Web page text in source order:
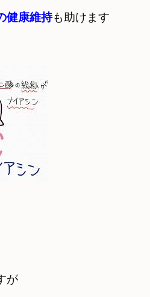
健康維持も助けます
が